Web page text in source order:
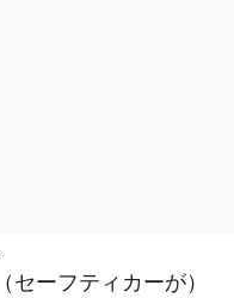
セーフティカーが）